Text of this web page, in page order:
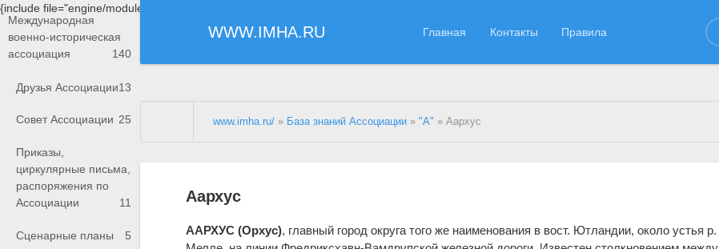
{include file="engine/modules/saperu/head.php"}
WWW.IMHA.RU Главная Контакты Правила
Международная
военно-историческая
ассоциация
140
Друзья Ассоциации13
Совет Ассоциации 25
Приказы,
циркулярные письма,
распоряжения по
Ассоциации
11
Сценарные планы 5
www.imha.ru/ » База знаний Ассоциации »"А" » Аархус
Аархус
ААРХУС (Орхус), главный город округа того же наименования в вост. Ютландии, около устья р.